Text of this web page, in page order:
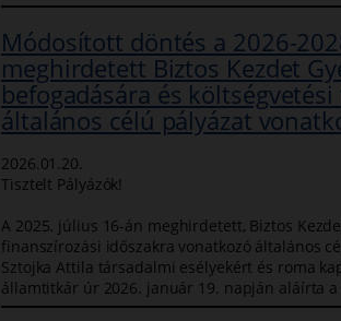
Módosított döntés a 2026-
meghirdetett Biztos Kezdet
befogadására és
általános célú pályázat
2026.01.20.
Tisztelt Pályázók!
A 2025. július 16-án meghirdetett, Biztos
finanszírozási időszakra vonatkozó általános
Sztojka Attila társadalmi esélyekért és roma
államtitkár úr 2026. január 19. napján aláírta